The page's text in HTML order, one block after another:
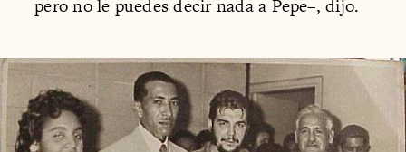
pero no le puedes decir nada a Pepe–, dijo.